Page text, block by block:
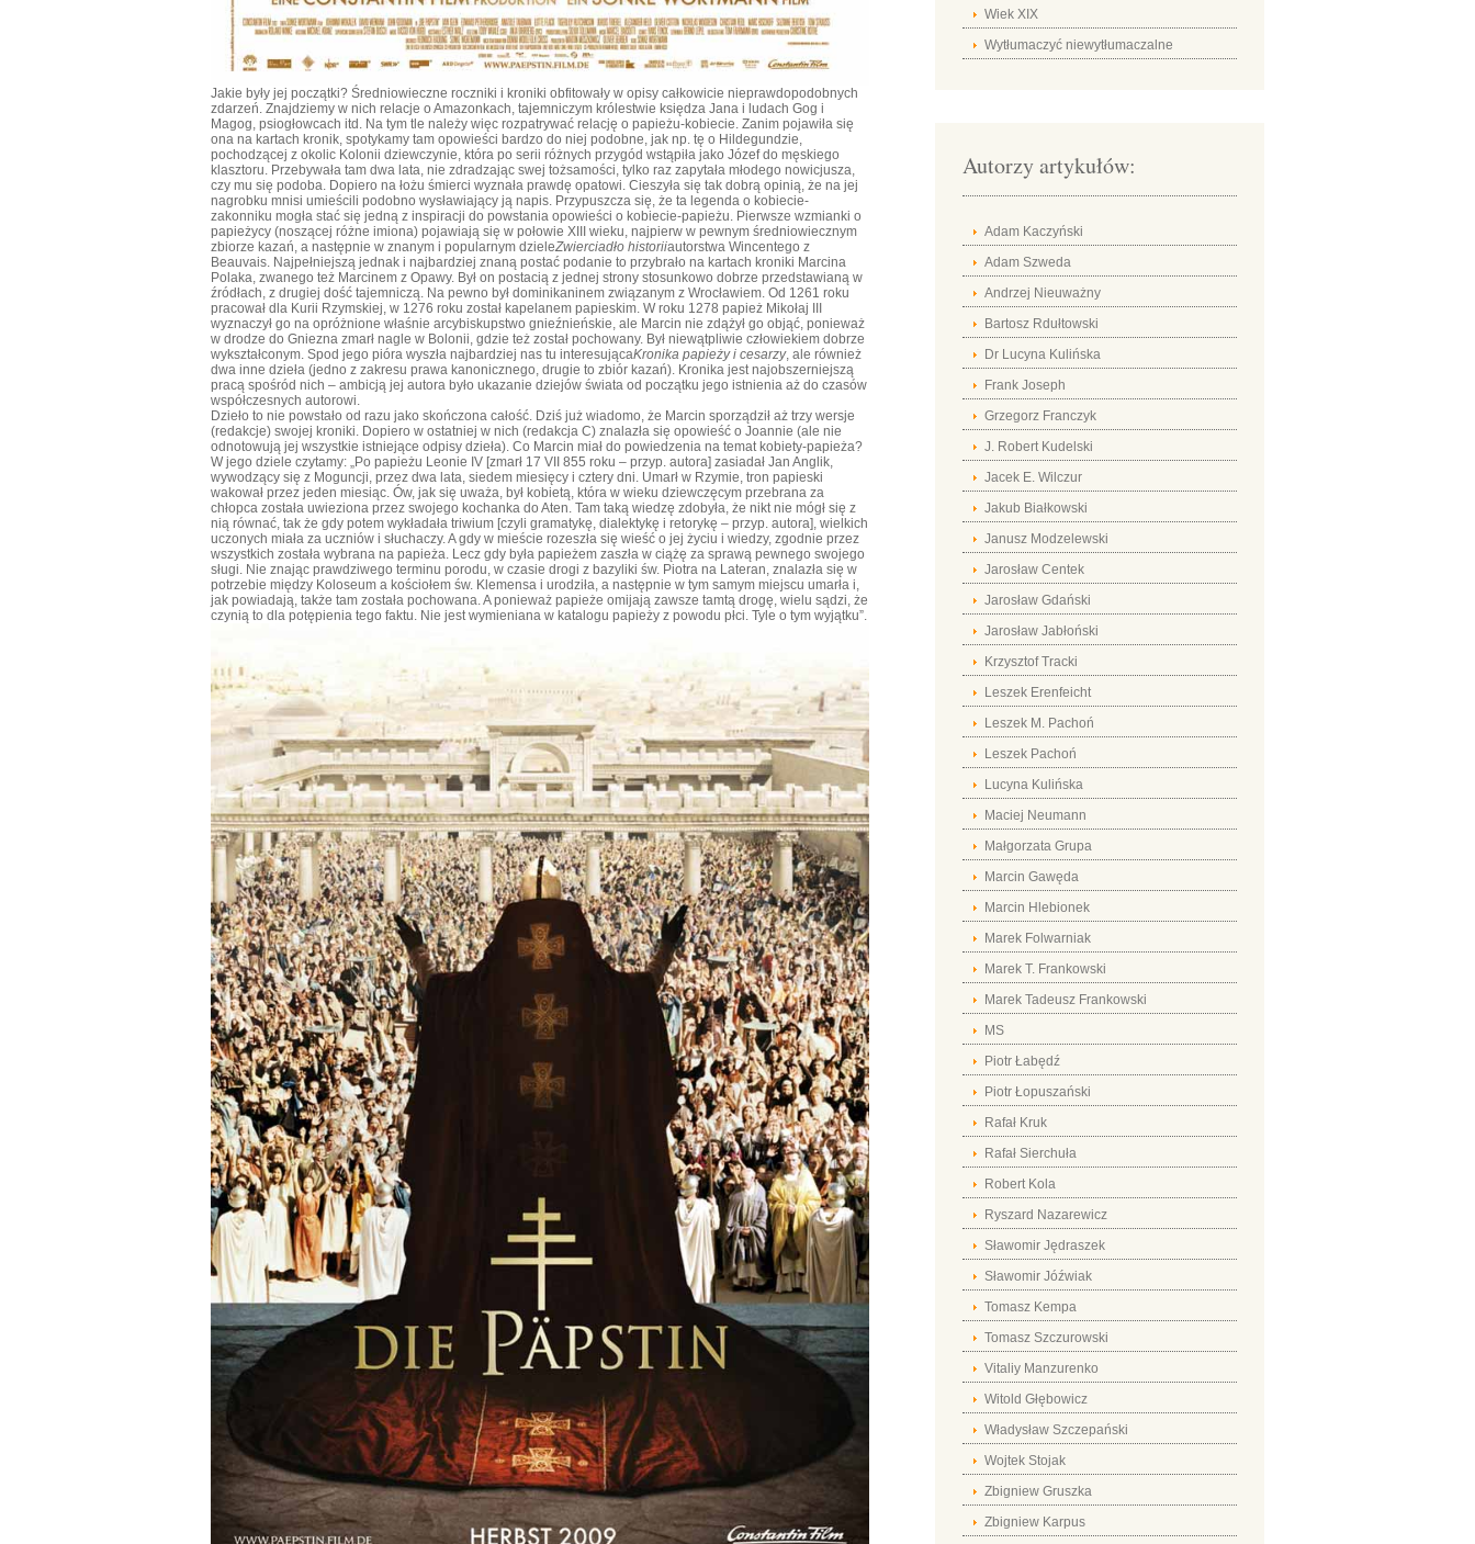
Jakie były jej początki? Średniowieczne roczniki i kroniki obfitowały w opisy całkowicie nieprawdopodobnych
zdarzeń. Znajdziemy w nich relacje o Amazonkach, tajemniczym królestwie księdza Jana i ludach Gog i
Magog, psiogłowcach itd. Na tym tle należy więc rozpatrywać relację o papieżu-kobiecie. Zanim pojawiła się
ona na kartach kronik, spotykamy tam opowieści bardzo do niej podobne, jak np. tę o Hildegundzie,
pochodzącej z okolic Kolonii dziewczynie, która po serii różnych przygód wstąpiła jako Józef do męskiego
klasztoru. Przebywała tam dwa lata, nie zdradzając swej tożsamości, tylko raz zapytała młodego nowicjusza,
czy mu się podoba. Dopiero na łożu śmierci wyznała prawdę opatowi. Cieszyła się tak dobrą opinią, że na jej
nagrobku mnisi umieścili podobno wysławiający ją napis. Przypuszcza się, że ta legenda o kobiecie-
zakonniku mogła stać się jedną z inspiracji do powstania opowieści o kobiecie-papieżu. Pierwsze wzmianki o
papieżycy (noszącej różne imiona) pojawiają się w połowie XIII wieku, najpierw w pewnym średniowiecznym
zbiorze kazań, a następnie w znanym i popularnym dzieleZwierciadło historiiautorstwa Wincentego z
Beauvais. Najpełniejszą jednak i najbardziej znaną postać podanie to przybrało na kartach kroniki Marcina
Polaka, zwanego też Marcinem z Opawy. Był on postacią z jednej strony stosunkowo dobrze przedstawianą w
źródłach, z drugiej dość tajemniczą. Na pewno był dominikaninem związanym z Wrocławiem. Od 1261 roku
pracował dla Kurii Rzymskiej, w 1276 roku został kapelanem papieskim. W roku 1278 papież Mikołaj III
wyznaczył go na opróżnione właśnie arcybiskupstwo gnieźnieńskie, ale Marcin nie zdążył go objąć, ponieważ
w drodze do Gniezna zmarł nagle w Bolonii, gdzie też został pochowany. Był niewątpliwie człowiekiem dobrze
wykształconym. Spod jego pióra wyszła najbardziej nas tu interesującaKronika papieży i cesarzy, ale również
dwa inne dzieła (jedno z zakresu prawa kanonicznego, drugie to zbiór kazań). Kronika jest najobszerniejszą
pracą spośród nich – ambicją jej autora było ukazanie dziejów świata od początku jego istnienia aż do czasów
współczesnych autorowi.
Dzieło to nie powstało od razu jako skończona całość. Dziś już wiadomo, że Marcin sporządził aż trzy wersje
(redakcje) swojej kroniki. Dopiero w ostatniej w nich (redakcja C) znalazła się opowieść o Joannie (ale nie
odnotowują jej wszystkie istniejące odpisy dzieła). Co Marcin miał do powiedzenia na temat kobiety-papieża?
W jego dziele czytamy: „Po papieżu Leonie IV [zmarł 17 VII 855 roku – przyp. autora] zasiadał Jan Anglik,
wywodzący się z Moguncji, przez dwa lata, siedem miesięcy i cztery dni. Umarł w Rzymie, tron papieski
wakował przez jeden miesiąc. Ów, jak się uważa, był kobietą, która w wieku dziewczęcym przebrana za
chłopca została uwieziona przez swojego kochanka do Aten. Tam taką wiedzę zdobyła, że nikt nie mógł się z
nią równać, tak że gdy potem wykładała triwium [czyli gramatykę, dialektykę i retorykę – przyp. autora], wielkich
uczonych miała za uczniów i słuchaczy. A gdy w mieście rozeszła się wieść o jej życiu i wiedzy, zgodnie przez
wszystkich została wybrana na papieża. Lecz gdy była papieżem zaszła w ciążę za sprawą pewnego swojego
sługi. Nie znając prawdziwego terminu porodu, w czasie drogi z bazyliki św. Piotra na Lateran, znalazła się w
potrzebie między Koloseum a kościołem św. Klemensa i urodziła, a następnie w tym samym miejscu umarła i,
jak powiadają, także tam została pochowana. A ponieważ papieże omijają zawsze tamtą drogę, wielu sądzi, że
czynią to dla potępienia tego faktu. Nie jest wymieniana w katalogu papieży z powodu płci. Tyle o tym wyjątku”.
Wiek XIX
Wytłumaczyć niewytłumaczalne
Autorzy artykułów:
Adam Kaczyński
Adam Szweda
Andrzej Nieuważny
Bartosz Rdułtowski
Dr Lucyna Kulińska
Frank Joseph
Grzegorz Franczyk
J. Robert Kudelski
Jacek E. Wilczur
Jakub Białkowski
Janusz Modzelewski
Jarosław Centek
Jarosław Gdański
Jarosław Jabłoński
Krzysztof Tracki
Leszek Erenfeicht
Leszek M. Pachoń
Leszek Pachoń
Lucyna Kulińska
Maciej Neumann
Małgorzata Grupa
Marcin Gawęda
Marcin Hlebionek
Marek Folwarniak
Marek T. Frankowski
Marek Tadeusz Frankowski
MS
Piotr Łabędź
Piotr Łopuszański
Rafał Kruk
Rafał Sierchuła
Robert Kola
Ryszard Nazarewicz
Sławomir Jędraszek
Sławomir Jóźwiak
Tomasz Kempa
Tomasz Szczurowski
Vitaliy Manzurenko
Witold Głębowicz
Władysław Szczepański
Wojtek Stojak
Zbigniew Gruszka
Zbigniew Karpus